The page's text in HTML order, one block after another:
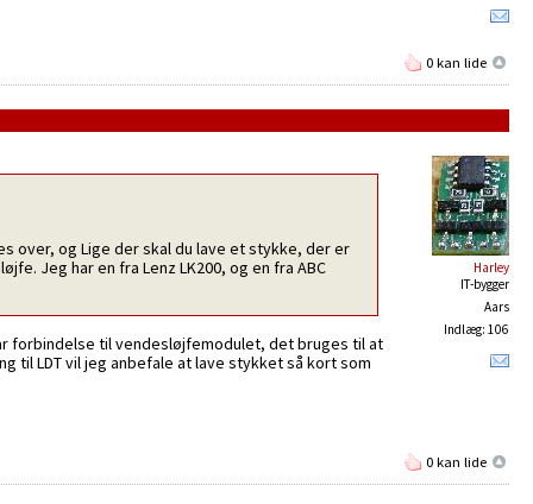
0 kan lide
Harley
IT-bygger
Aars
Indlæg: 106
over, og Lige der skal du lave et stykke, der er
Jeg har en fra Lenz LK200, og en fra ABC
forbindelse til vendesløjfemodulet, det bruges til at
til LDT vil jeg anbefale at lave stykket så kort som
0 kan lide